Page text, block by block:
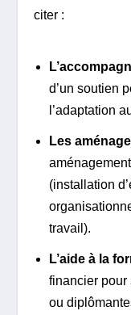
citer :
d’un soutien
l’adaptation
Les
(installation
travail).
L’aide à la
financier pour
ou